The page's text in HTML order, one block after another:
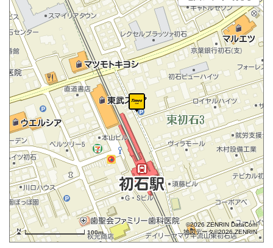
100m
©2026 ZENRIN DataCom
地図データ©2026 ZENRIN